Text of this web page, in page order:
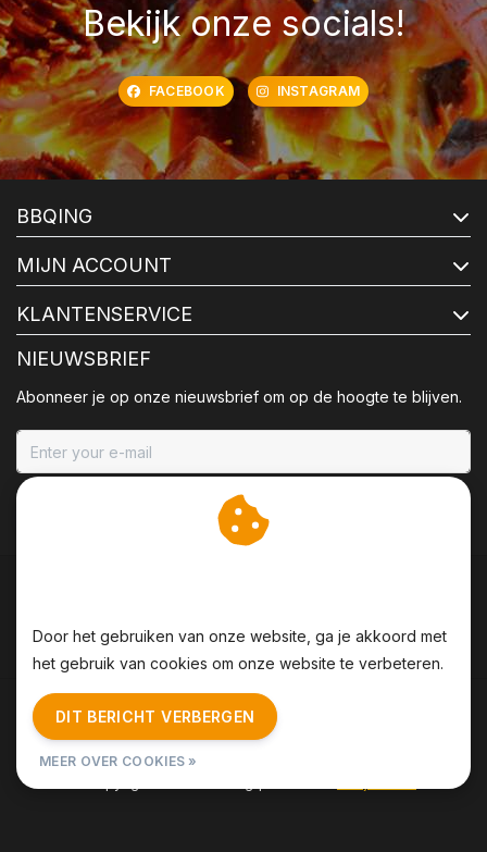
Bekijk onze socials!
FACEBOOK INSTAGRAM
BBQING
MIJN ACCOUNT
KLANTENSERVICE
NIEUWSBRIEF
Abonneer je op onze nieuwsbrief om op de hoogte te blijven.
Algemene voorwaarden | Disclaimer
Sitemap
| RSS Feed
Door het gebruiken van onze website, ga je akkoord met
het gebruik van cookies om onze website te verbeteren.
DIT BERICHT VERBERGEN
MEER OVER COOKIES »